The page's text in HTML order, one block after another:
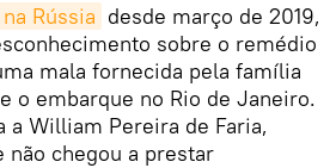
Rússia desde março de 2019,
sobre o remédio
mala fornecida pela família
o embarque no Rio de Janeiro.
a William Pereira de Faria,
não chegou a prestar